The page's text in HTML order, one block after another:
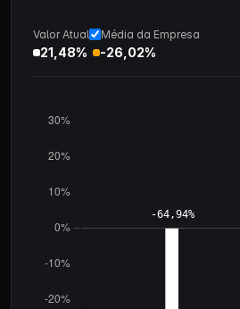
Valor Atual
21,48%
Média da Empresa
-26,02%